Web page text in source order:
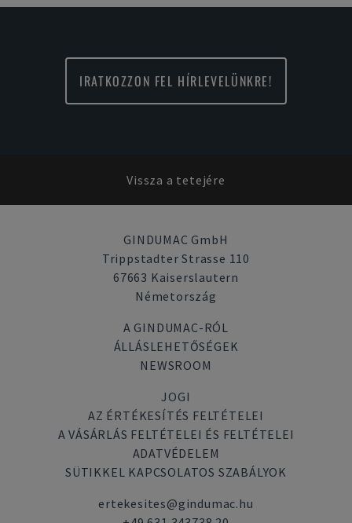
IRATKOZZON FEL HÍRLEVELÜNKRE!
Vissza a tetejére
GINDUMAC GmbH
Trippstadter Strasse 110
67663 Kaiserslautern
Németország
A GINDUMAC-RÓL
ÁLLÁSLEHETŐSÉGEK
NEWSROOM
JOGI
AZ ÉRTÉKESÍTÉS FELTÉTELEI
A VÁSÁRLÁS FELTÉTELEI ÉS FELTÉTELEI
ADATVÉDELEM
SÜTIKKEL KAPCSOLATOS SZABÁLYOK
ertekesites@gindumac.hu